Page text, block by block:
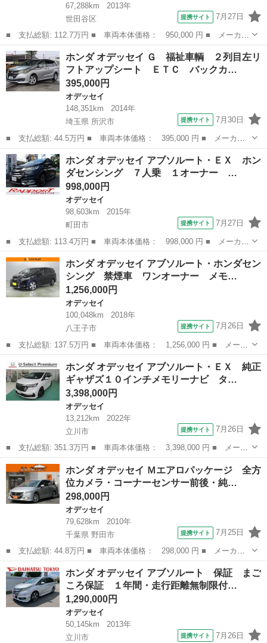
67,288km
2013年
世田谷区
提携サイト 7月27日
■ 支払総額: 112.7万円 ■ 車両本体価格： 950,000 円 ■ メーカー
名： ホンダ ■ 車種名： オデッセイ ■ グレード名： Ｇ・Ｅ
Ｘ 禁煙車 工場装着ナビ リアモニター Ｒカメラ ＨＤＭＩ Ｕ
ＳＢ Ｂｌｕ...
東京 世田谷区 オデッセイ
ホンダ オデッセイ Ｇ 福祉車輌 ２列目左リ
フトアップシート ＥＴＣ バックカ…
395,000円
オデッセイ
148,351km
2014年
埼玉県 所沢市
提携サイト 7月30日
■ 支払総額: 44.5万円 ■ 車両本体価格： 395,000 円 ■ メーカー
名： ホンダ ■ 車種名： オデッセイ ■ グレード名： Ｇ 福祉
車輌 ２列目左リフトアップシート ＥＴＣ バックカメラ ナビ
ＴＶ オート...
埼玉 所沢市 オデッセイ
ホンダ オデッセイ アブソルート・ＥＸ ホン
ダセンシング ７人乗 １オーナー …
998,000円
オデッセイ
98,603km
2015年
町田市
提携サイト 7月27日
■ 支払総額: 113.4万円 ■ 車両本体価格： 998,000 円 ■ メーカー
名： ホンダ ■ 車種名： オデッセイ ■ グレード名： アブソル
ート・ＥＸ ホンダセンシング ７人乗 １オーナー 禁煙車 ナ
ビ 地デジ ...
東京 町田市 オデッセイ
ホンダ オデッセイ アブソルート・ホンダセン
シング 禁煙車 ワンオーナー メモ…
1,256,000円
オデッセイ
100,048km
2018年
八王子市
提携サイト 7月26日
■ 支払総額: 137.5万円 ■ 車両本体価格： 1,256,000 円 ■ メーカ
ー名： ホンダ ■ 車種名： オデッセイ ■ グレード名： アブソ
ルート・ホンダセンシング 禁煙車 ワンオーナー メモリーナビ
リアカメ...
東京 八王子市 オデッセイ
ホンダ オデッセイ アブソルート・ＥＸ 純正
ギャザズ１０インチメモリーナビ タ…
3,398,000円
オデッセイ
13,212km
2022年
立川市
提携サイト 7月26日
■ 支払総額: 351.3万円 ■ 車両本体価格： 3,398,000 円 ■ メーカ
ー名： ホンダ ■ 車種名： オデッセイ ■ グレード名： アブソ
ルート・ＥＸ 純正ギャザズ１０インチメモリーナビ タイヤ新品交
換 マル...
東京 立川市 オデッセイ
ホンダ オデッセイ Ｍエアロパッケージ 全方
位カメラ・コーナーセンサー前後・純…
298,000円
オデッセイ
79,628km
2010年
千葉県 野田市
提携サイト 7月25日
■ 支払総額: 44.8万円 ■ 車両本体価格： 298,000 円 ■ メーカー
名： ホンダ ■ 車種名： オデッセイ ■ グレード名： Ｍエアロ
パッケージ 全方位カメラ・コーナーセンサー前後・純正ＨＤＤナ
ビ・フルセグ・...
千葉 野田市 オデッセイ
ホンダ オデッセイ アブソルート 保証 まご
ころ保証 １年間・走行距離無制限付…
1,290,000円
オデッセイ
50,145km
2013年
立川市
提携サイト 7月26日